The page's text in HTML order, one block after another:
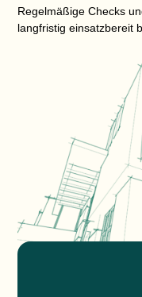
Regelmäßige Checks
langfristig einsatzbereit